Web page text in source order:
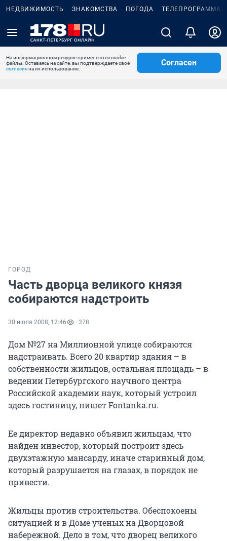
НЕДВИЖИМОСТЬ ЗНАКОМСТВА ПОГОДА ТЕЛЕПРОГРАММА
На информационном ресурсе применяются cookie-
файлы. Оставаясь на сайте, вы подтверждаете свое
согласиена их использование.
Согласен
ГОРОД
Часть дворца великого князя
собираются надстроить
30 июля 2008, 12:46 378
Дом №27 на Миллионной улице собираются
надстраивать. Всего 20 квартир здания – в
собственности жильцов, остальная площадь – в
ведении Петербургского научного центра
Российской академии наук, который устроил
здесь гостиницу, пишет Fontanka.ru.
Ее директор недавно объявил жильцам, что
найден инвестор, который построит здесь
двухэтажную мансарду, иначе старинный дом,
который разрушается на глазах, в порядок не
привести.
Жильцы против строительства. Обеспокоены
ситуацией и в Доме ученых на Дворцовой
набережной. Дело в том, что дворец великого